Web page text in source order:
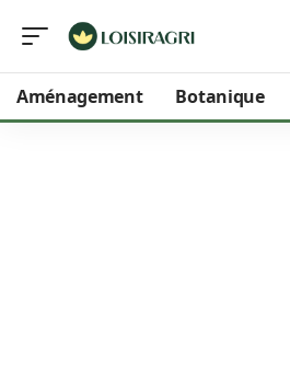
Aménagement Botanique